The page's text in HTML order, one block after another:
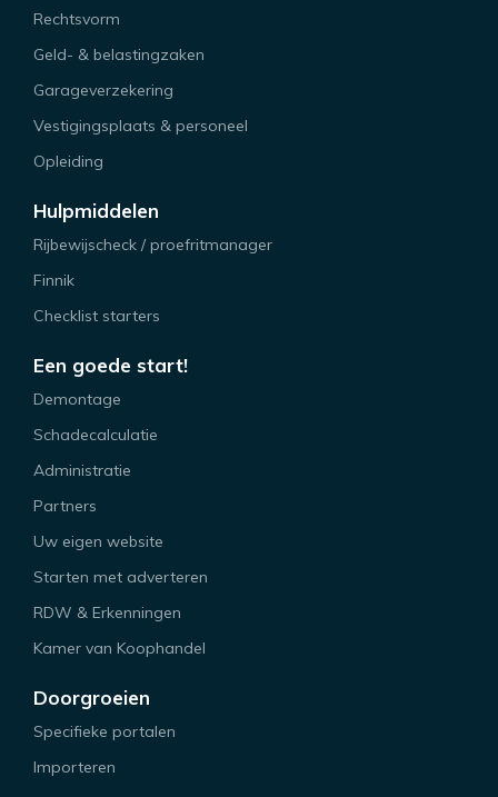
Rechtsvorm
Geld- & belastingzaken
Garageverzekering
Vestigingsplaats & personeel
Opleiding
Hulpmiddelen
Rijbewijscheck / proefritmanager
Finnik
Checklist starters
Een goede start!
Demontage
Schadecalculatie
Administratie
Partners
Uw eigen website
Starten met adverteren
RDW & Erkenningen
Kamer van Koophandel
Doorgroeien
Specifieke portalen
Importeren